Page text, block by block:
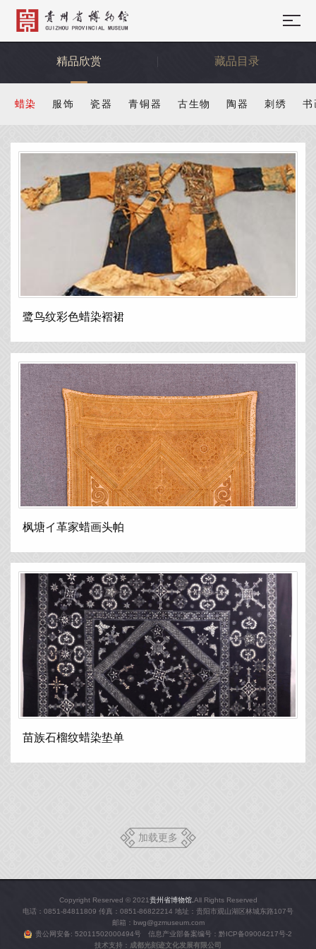
精品欣赏 藏品目录
蜡染 服饰 瓷器 青铜器 古生物 陶器 刺绣 书
鹭鸟纹彩色蜡染褶裙
枫塘イ革家蜡画头帕
苗族石榴纹蜡染垫单
加载更多
Copyright Reserved © 2021贵州省博物馆.All Rights Reserved
电话：0851-84811809 传真：0851-86822214 地址：贵阳市观山湖区林城东路107号
邮箱：bwg@gzmuseum.com
贵公网安备: 52011502000494号 信息产业部备案编号： 黔ICP备09004217号-2
技术支持： 成都光刻迹文化发展有限公司